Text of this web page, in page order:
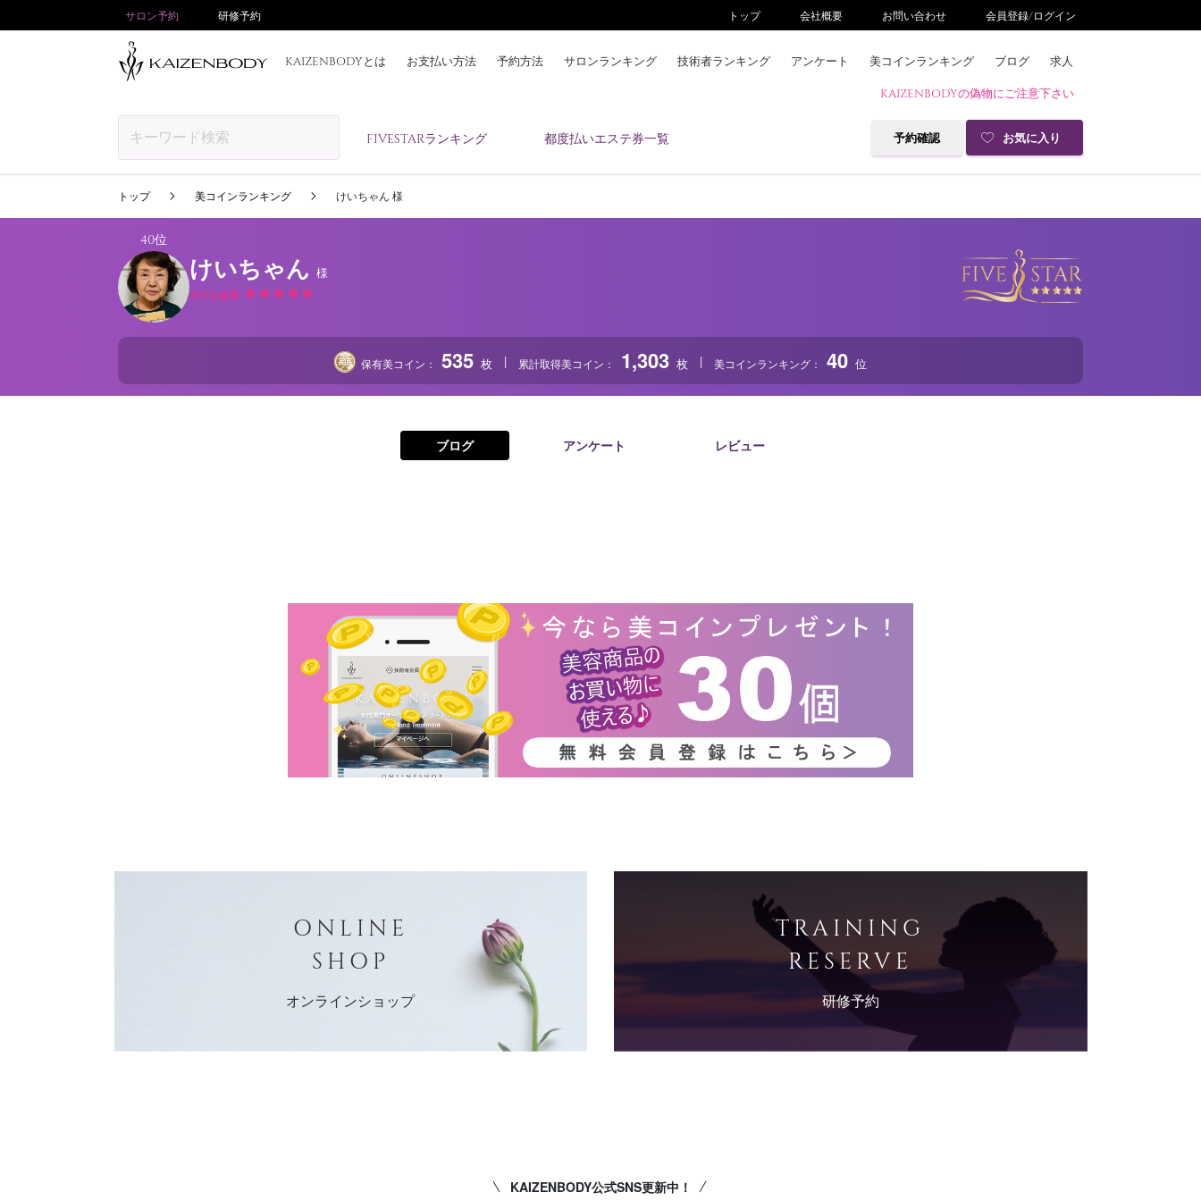
サロン予約 研修予約 トップ 会社概要 お問い合わせ 会員登録/ログイン
KAIZENBODYとは お支払い方法 予約方法 サロンランキング 技術者ランキング アンケート 美コインランキング ブログ 求人
KAIZENBODYの偽物にご注意下さい
FIVESTARランキング 都度払いエステ券一覧 予約確認 お気に入り
お支払い方法
予約方法
会員登録/ログイン
トップ 美コインランキング けいちゃん 様
40位
けいちゃん 様
モデル会員
保有美コイン： 535 枚 | 累計取得美コイン： 1,303枚 | 美コインランキング： 40 位
ブログ アンケート レビュー
ONLINE
SHOP
オンラインショップ
TRAINING
RESERVE
研修予約
KAIZENBODY公式SNS更新中！